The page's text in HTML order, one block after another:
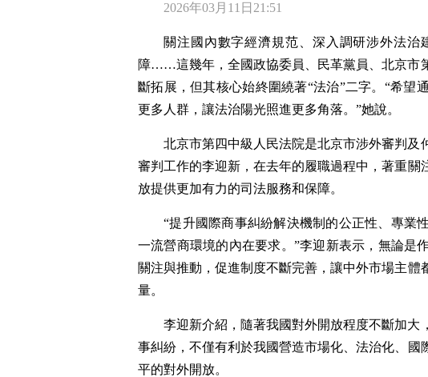
2026年03月11日21:51
關注國內數字經濟規范、深入調研涉外法
障……這幾年，全國政協委員、民革黨員、北京市
斷拓展，但其核心始終圍繞著“法治”二字。“希望
更多人群，讓法治陽光照進更多角落。”她說。
北京市第四中級人民法院是北京市涉外審判
審判工作的李迎新，在去年的履職過程中，著重關
放提供更加有力的司法服務和保障。
“提升國際商事糾紛解決機制的公正性、專業
一流營商環境的內在要求。”李迎新表示，無論是
關注與推動，促進制度不斷完善，讓中外市場主
量。
李迎新介紹，隨著我國對外開放程度不斷加
事糾紛，不僅有利於我國營造市場化、法治化、
平的對外開放。